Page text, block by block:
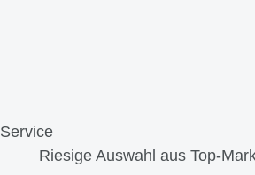
Service
Riesige Auswahl aus Top-